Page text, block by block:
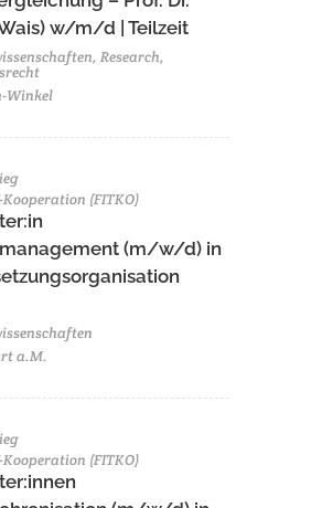
w/m/d | Teilzeit
Research,
Winkel
Kooperation (FITKO)
(m/w/d) in
a.M.
Kooperation (FITKO)